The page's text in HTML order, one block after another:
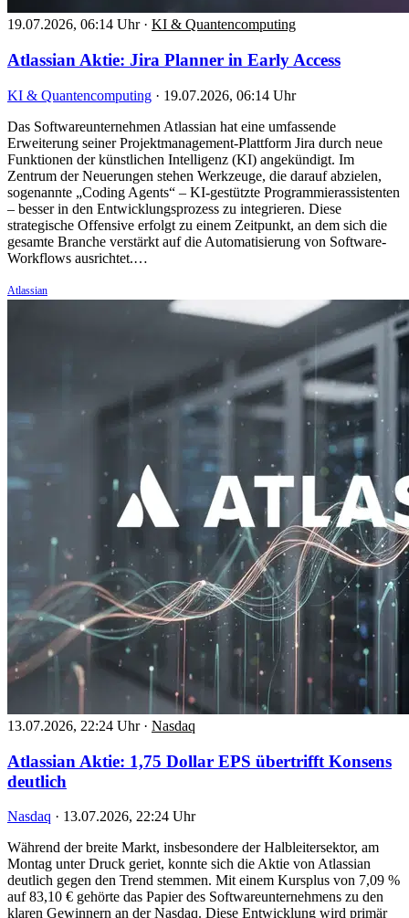
19.07.2026, 06:14 Uhr · KI & Quantencomputing
Atlassian Aktie: Jira Planner in Early Access
KI & Quantencomputing · 19.07.2026, 06:14 Uhr
Das Softwareunternehmen Atlassian hat eine umfassende
Erweiterung seiner Projektmanagement-Plattform Jira durch neue
Funktionen der künstlichen Intelligenz (KI) angekündigt. Im
Zentrum der Neuerungen stehen Werkzeuge, die darauf abzielen,
sogenannte „Coding Agents“ – KI-gestützte Programmierassistenten
– besser in den Entwicklungsprozess zu integrieren. Diese
strategische Offensive erfolgt zu einem Zeitpunkt, an dem sich die
gesamte Branche verstärkt auf die Automatisierung von Software-
Workflows ausrichtet.…
Atlassian
13.07.2026, 22:24 Uhr · Nasdaq
Atlassian Aktie: 1,75 Dollar EPS übertrifft Konsens
deutlich
Nasdaq · 13.07.2026, 22:24 Uhr
Während der breite Markt, insbesondere der Halbleitersektor, am
Montag unter Druck geriet, konnte sich die Aktie von Atlassian
deutlich gegen den Trend stemmen. Mit einem Kursplus von 7,09 %
auf 83,10 € gehörte das Papier des Softwareunternehmens zu den
klaren Gewinnern an der Nasdaq. Diese Entwicklung wird primär